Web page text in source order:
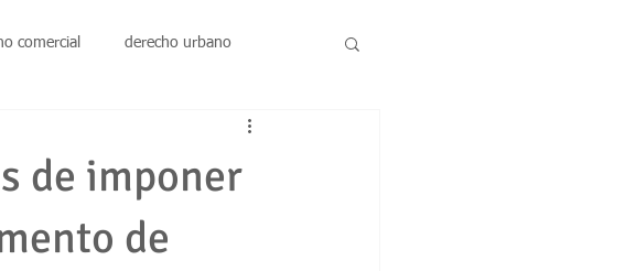
comercial derecho urbano
2003 inmuebles
protección consumidor vivienda
de imponer
de